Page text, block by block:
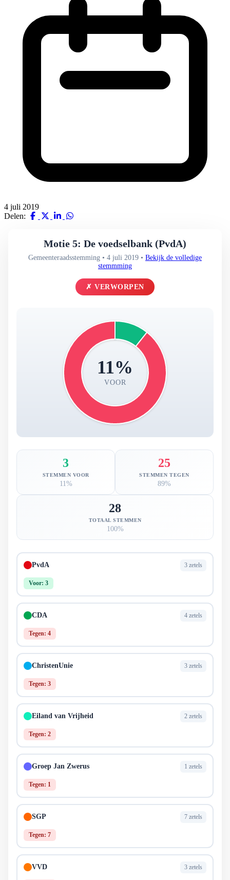
4 juli 2019
Delen:
Motie 5: De voedselbank (PvdA)
Gemeenteraadsstemming • 4 juli 2019 • Bekijk de volledige
stemmming
✗ VERWORPEN
11%
VOOR
3
STEMMEN VOOR
11%
25
STEMMEN TEGEN
89%
28
TOTAAL STEMMEN
100%
PvdA 3 zetels
Voor: 3
CDA 4 zetels
Tegen: 4
ChristenUnie 3 zetels
Tegen: 3
Eiland van Vrijheid 2 zetels
Tegen: 2
Groep Jan Zwerus 1 zetels
Tegen: 1
SGP 7 zetels
Tegen: 7
VVD 3 zetels